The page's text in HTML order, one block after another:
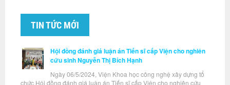
TIN TỨC MỚI
Hội đồng đánh giá luận án Tiến sĩ cấp Viện cho nghiên
cứu sinh Nguyễn Thị Bích Hạnh
Ngày 06/5/2024, Viện Khoa học công nghệ xây dựng tổ
chức Hội đồng đánh giá luận án Tiến sĩ cấp Viện cho nghiên cứu